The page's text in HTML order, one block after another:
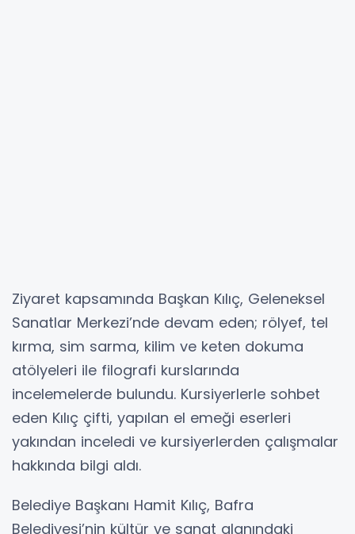
Ziyaret kapsamında Başkan Kılıç, Geleneksel
Sanatlar Merkezi’nde devam eden; rölyef, tel
kırma, sim sarma, kilim ve keten dokuma
atölyeleri ile filografi kurslarında
incelemelerde bulundu. Kursiyerlerle sohbet
eden Kılıç çifti, yapılan el emeği eserleri
yakından inceledi ve kursiyerlerden çalışmalar
hakkında bilgi aldı.
Belediye Başkanı Hamit Kılıç, Bafra
Belediyesi’nin kültür ve sanat alanındaki